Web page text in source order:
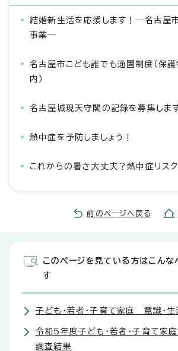
結婚新生活を応援します！―名古屋
事業―
名古屋市こども誰でも通園制度（保
内）
名古屋城現天守閣の記録を募集しま
熱中症を予防しましょう！
これからの暑さ大丈夫？熱中症リス
前のページへ戻る
このページを見ている方はこんな
す
子ども・若者・子育て家庭 意識・
令和5年度子ども・若者・子育て家
調査結果